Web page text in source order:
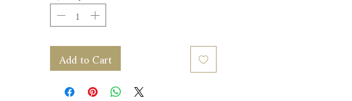
Add to Cart